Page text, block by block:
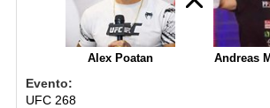
Alex Poatan Andreas
Evento:
UFC 268